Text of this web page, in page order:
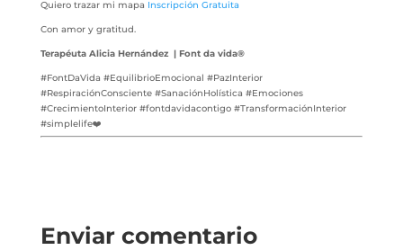
Quiero trazar mi mapa Inscripción Gratuita
Con amor y gratitud.
Terapéuta Alicia Hernández | Font da vida®
#FontDaVida #EquilibrioEmocional #PazInterior
#RespiraciónConsciente #SanaciónHolística #Emociones
#CrecimientoInterior #fontdavidacontigo #TransformaciónInterior
#simplelife❤️
Enviar comentario